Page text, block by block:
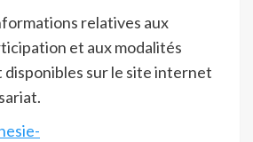
relatives aux
et aux modalités
disponibles sur le site internet